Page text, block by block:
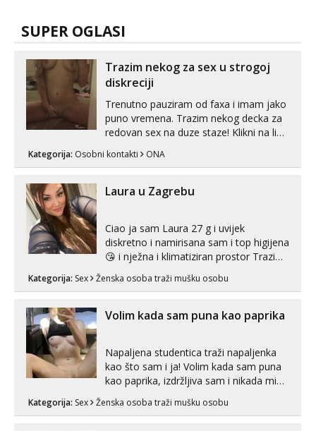
SUPER OGLASI
Trazim nekog za sex u strogoj
diskreciji
Trenutno pauziram od faxa i imam jako
puno vremena. Trazim nekog decka za
redovan sex na duze staze! Klikni na link
Kategorija: Osobni kontakti ONA
Laura u Zagrebu
Ciao ja sam Laura 27 g i uvijek
diskretno i namirisana sam i top higijena
😘 i nježna i klimatiziran prostor Trazim
Pusenje i gutanje sperme Erotsko rublje
tijelu Iskljucivo neradim analni !!! I
Kategorija: Sex Ženska osoba traži mušku osobu
Volim kada sam puna kao paprika
Napaljena studentica traži napaljenka
kao što sam i ja! Volim kada sam puna
kao paprika, izdržljiva sam i nikada mi
puta dnevno bilo kad i bilo gdje zato se
Kategorija: Sex Ženska osoba traži mušku osobu